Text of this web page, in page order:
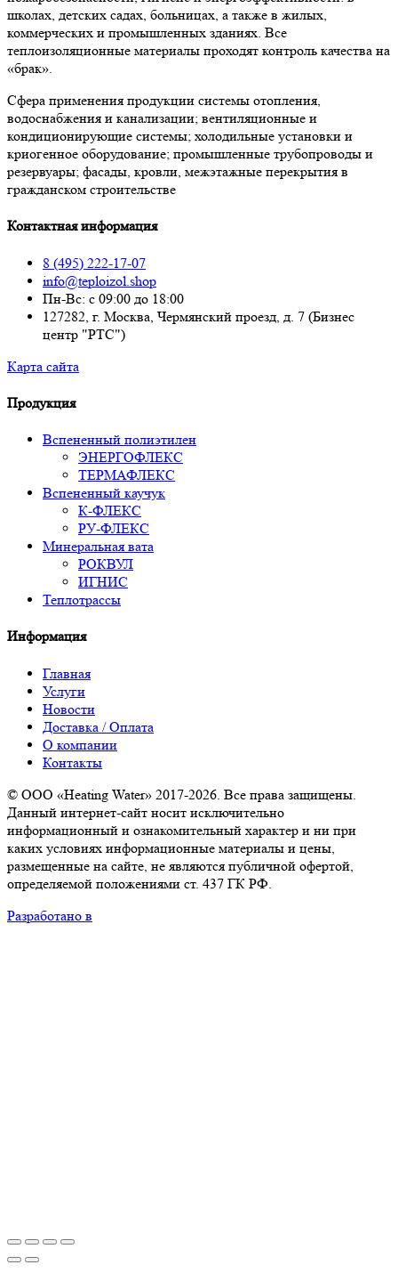
школах, детских садах, больницах, а также в жилых,
коммерческих и промышленных зданиях. Все
теплоизоляционные материалы проходят контроль качества на
«брак».
Сфера применения продукции системы отопления,
водоснабжения и канализации; вентиляционные и
кондиционирующие системы; холодильные установки и
криогенное оборудование; промышленные трубопроводы и
резервуары; фасады, кровли, межэтажные перекрытия в
гражданском строительстве
Контактная информация
8 (495) 222-17-07
info@teploizol.shop
Пн-Вс: с 09:00 до 18:00
127282, г. Москва, Чермянский проезд, д. 7 (Бизнес
центр "РТС")
Карта сайта
Продукция
Вспененный полиэтилен
ЭНЕРГОФЛЕКС
ТЕРМАФЛЕКС
Вспененный каучук
К-ФЛЕКС
РУ-ФЛЕКС
Минеральная вата
РОКВУЛ
ИГНИС
Теплотрассы
Информация
Главная
Услуги
Новости
Доставка / Оплата
О компании
Контакты
© ООО «Heating Water» 2017-2026. Все права защищены.
Данный интернет-сайт носит исключительно
информационный и ознакомительный характер и ни при
каких условиях информационные материалы и цены,
размещенные на сайте, не являются публичной офертой,
определяемой положениями ст. 437 ГК РФ.
Разработано в